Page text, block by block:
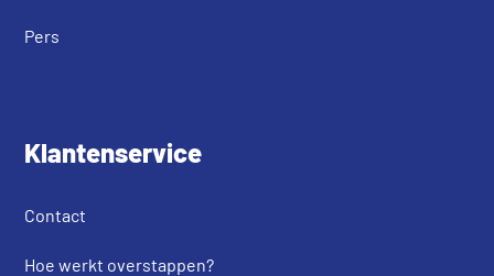
Pers
Klantenservice
Contact
Hoe werkt overstappen?